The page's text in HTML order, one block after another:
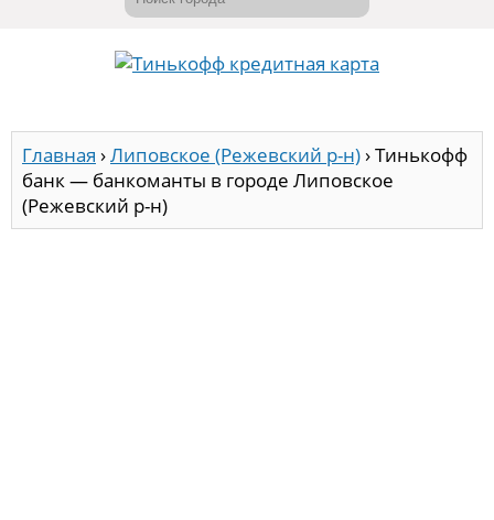
Главная ›Липовское (Режевский р-н)›Тинькофф
банк — банкоманты в городе Липовское
(Режевский р-н)